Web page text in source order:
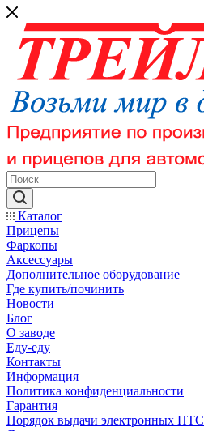
Каталог
Прицепы
Фаркопы
Аксессуары
Дополнительное оборудование
Где купить/починить
Новости
Блог
О заводе
Еду-еду
Контакты
Информация
Политика конфиденциальности
Гарантия
Порядок выдачи электронных ПТС